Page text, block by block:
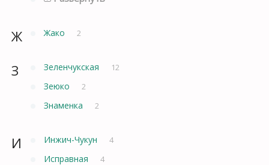
Ж Жако 2
З Зеленчукская 12
Зеюко 2
Знаменка 2
И Инжич-Чукун 4
Исправная 4